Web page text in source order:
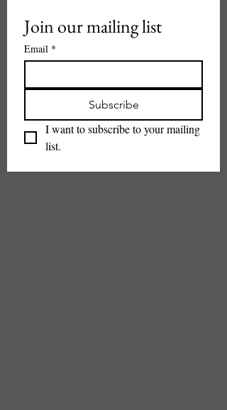
Join our mailing list
Email *
Subscribe
I want to subscribe to your mailing
list.